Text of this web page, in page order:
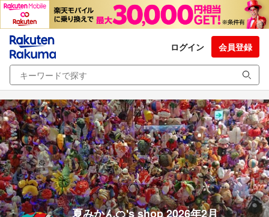
ログイン 会員登録
夏みかん🍊's shop 2026年2月